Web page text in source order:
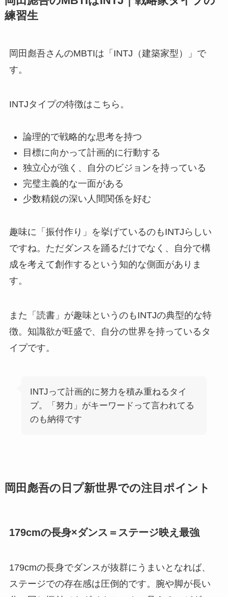
練習生
岡田彪吾さんのMBTIは「INTJ（建築家型）」で
す。
INTJタイプの特徴はこちら。
論理的で戦略的な思考を持つ
目標に向かって計画的に行動する
独立心が強く、自分のビジョンを持っている
完璧主義的な一面がある
少数精鋭の深い人間関係を好む
趣味に「振付作り」を挙げているのもINTJらしい
ですね。ただダンスを踊るだけでなく、自分で構
成を考えて創作するという知的な側面がありま
す。
また「読書」が趣味というのもINTJの典型的な特
徴。知識欲が旺盛で、自分の世界を持っているタ
イプです。
INTJって計画的に努力を積み重ねるタイ
プ。「努力」がキーワードって言われてる
のも納得です
岡田彪吾の日プ新世界での注目ポイント
179cmの長身×ダンス＝ステージ映え最強
179cmの長身でダンスが抜群にうまいとなれば、
ステージでの存在感は圧倒的です。腕や脚が長い